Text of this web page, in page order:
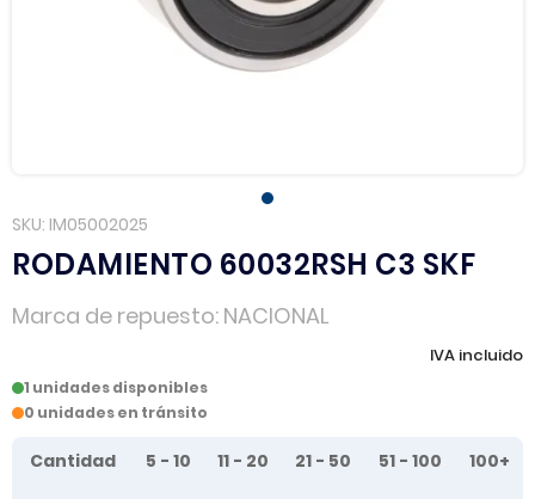
SKU IM05002025
RODAMIENTO 60032RSH C3 SKF
Marca de repuesto NACIONAL
IVA incluido
1 unidades disponibles
0 unidades en tránsito
Tier prices table
Cantidad 5 - 10 11 - 20 21 - 50 51 - 100
100+